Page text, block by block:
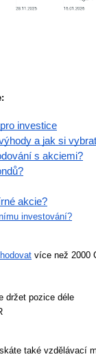
investice
a jak si vybrat
s akciemi?
akcie?
investování?
více než 2000
držet pozice déle
také vzdělávací